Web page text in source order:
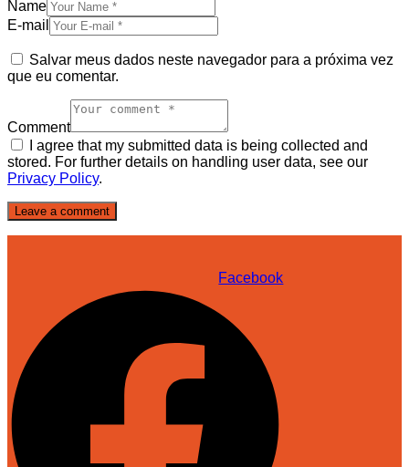
Name
E-mail
Salvar meus dados neste navegador para a próxima vez
que eu comentar.
Comment
I agree that my submitted data is being collected and
stored. For further details on handling user data, see our
Privacy Policy.
Facebook